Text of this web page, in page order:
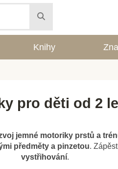
Knihy
pro děti od 2
jemné motoriky prstů a
předměty a pinzetou.
vystřihování.